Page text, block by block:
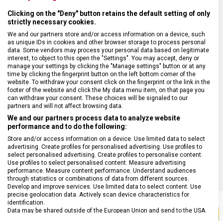
UZAMYKATELNÁ ČEPEL
POČET FUNKCÍ 12
VELIKOST 13 x 2,25 cm
MATERIÁL Polyamid
BARVA Červená
DOPLŇKOVÁ BARVA Černá
Clicking on the "Deny" button retains the default setting of only
strictly necessary cookies.
We and our partners store and/or access information on a device, such
as unique IDs in cookies and other browser storage to process personal
data. Some vendors may process your personal data based on legitimate
interest, to object to this open the "Settings". You may accept, deny or
manage your settings by clicking the "Manage settings" button or at any
time by clicking the fingerprint button on the left bottom corner of the
website. To withdraw your consent click on the fingerprint or the link in the
footer of the website and click the My data menu item, on that page you
can withdraw your consent. These choices will be signaled to our
partners and will not affect browsing data.
We and our partners process data to analyze website
performance and to do the following:
Store and/or access information on a device. Use limited data to select
advertising. Create profiles for personalised advertising. Use profiles to
select personalised advertising. Create profiles to personalise content.
Use profiles to select personalised content. Measure advertising
performance. Measure content performance. Understand audiences
through statistics or combinations of data from different sources.
Develop and improve services. Use limited data to select content. Use
precise geolocation data. Actively scan device characteristics for
identification.
Data may be shared outside of the European Union and send to the USA.